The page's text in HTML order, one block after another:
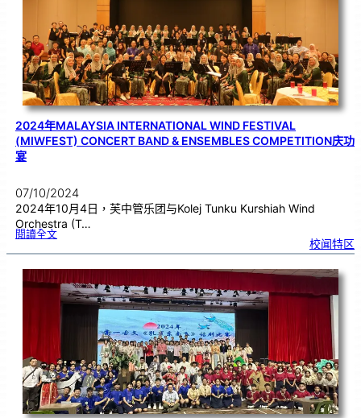
n
g
,S
ek
in
c
h
a
n
）
进
行
观
星
活
动
2024年MALAYSIA INTERNATIONAL WIND FESTIVAL
(MIWFEST) CONCERT BAND & ENSEMBLES COMPETITION庆功
宴
07/10/2024
2024年10月4日，芙中管乐团与Kolej Tunku Kurshiah Wind
Orchestra (T…
閱讀全文:2
2
4
M
a
la
ys
r
t
io
n
a
lW
in
d
F
e
校闻特区